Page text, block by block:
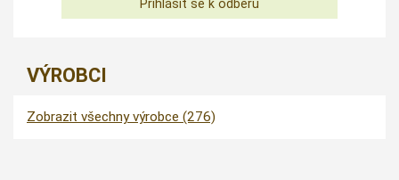
VÝROBCI
Zobrazit všechny výrobce (276)